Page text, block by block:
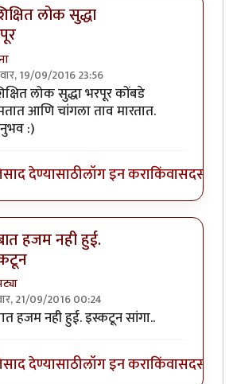
लोक सुद्धा
19/09/2016 23:56
toफरक आहे थोडा, बकरे सर्व समाज
लोक सुद्धा भरपूर कोंबडे
आणि चांगला ताव मारतात.
:)
देण्यासाठीलॉग इन कराकिंवासदस्य व्हा
हजम नही हुई.
21/09/2016 00:24
toफरक आहे थोडा, बकरे सर्व समाज
हजम नही हुई. इस्कटून सांगा..
देण्यासाठीलॉग इन कराकिंवासदस्य व्हा